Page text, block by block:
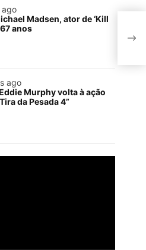
ago
Madsen, ator de ‘Kill
67 anos
ago
Murphy volta à ação
da Pesada 4”